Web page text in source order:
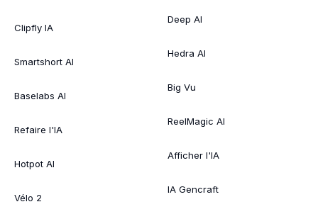
Clipfly IA
Smartshort AI
Baselabs AI
Refaire l'IA
Hotpot AI
Vélo 2
Deep AI
Hedra AI
Big Vu
ReelMagic AI
Afficher l'IA
IA Gencraft